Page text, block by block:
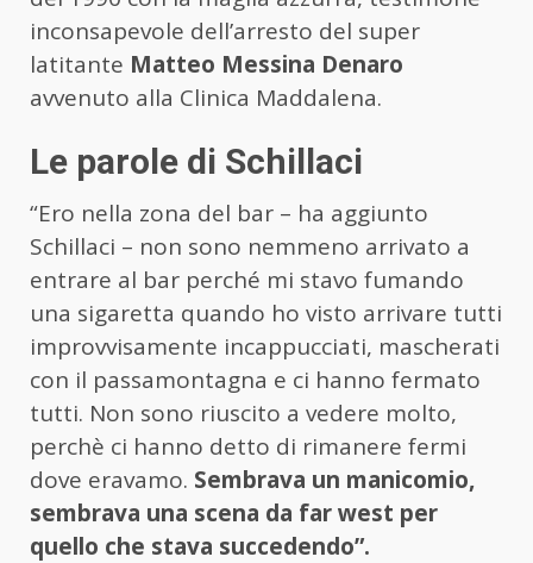
inconsapevole dell’arresto del super
latitante Matteo Messina Denaro
avvenuto alla Clinica Maddalena.
Le parole di Schillaci
“Ero nella zona del bar – ha aggiunto
Schillaci – non sono nemmeno arrivato a
entrare al bar perché mi stavo fumando
una sigaretta quando ho visto arrivare tutti
improvvisamente incappucciati, mascherati
con il passamontagna e ci hanno fermato
tutti. Non sono riuscito a vedere molto,
perchè ci hanno detto di rimanere fermi
dove eravamo. Sembrava un manicomio,
sembrava una scena da far west per
quello che stava succedendo”.